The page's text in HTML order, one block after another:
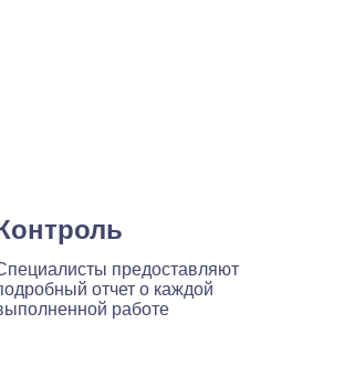
предоставляют
отчет о каждой
работе